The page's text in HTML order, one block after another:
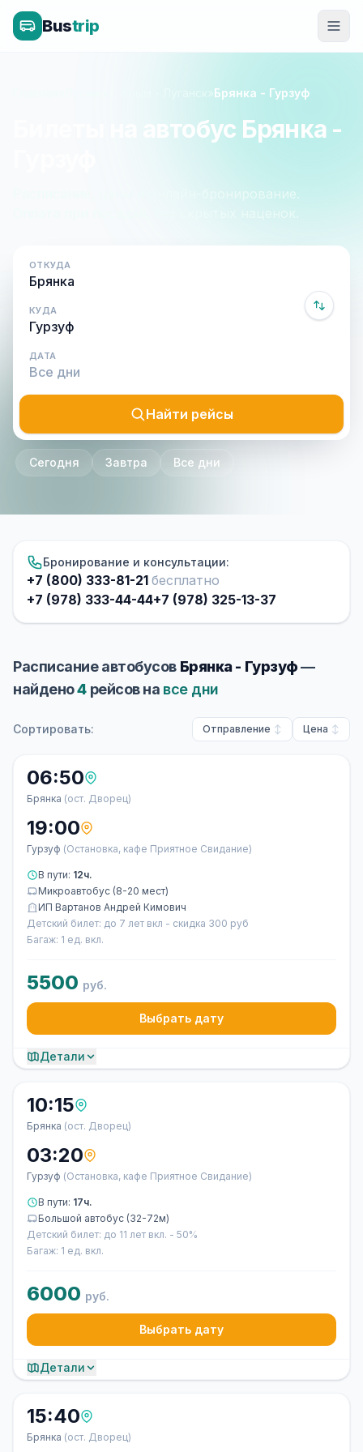
Bustrip
»Брянка - Гурзуф
Билеты на автобус Брянка -
Расписание, цены и онлайн-бронирование.
Оплата при посадке, без скрытых наценок.
ОТКУДА
КУДА
ДАТА
Найти рейсы
Сегодня Завтра Все дни
Бронирование и консультации:
+7 (800) 333-81-21 бесплатно
+7 (978) 333-44-44+7 (978) 325-13-37
Расписание автобусов Брянка - Гурзуф—
найдено4рейсов на все дни
Сортировать: Отправление Цена
06:50
Брянка (ост. Дворец)
19:00
Гурзуф (Остановка, кафе Приятное Свидание)
В пути: 12ч.
Микроавтобус (8-20 мест)
ИП Вартанов Андрей Кимович
Детский билет: до 7 лет вкл - скидка 300 руб
Багаж: 1 ед. вкл.
5500 руб.
Выбрать дату
Детали
10:15
Брянка (ост. Дворец)
03:20
Гурзуф (Остановка, кафе Приятное Свидание)
В пути: 17ч.
Большой автобус (32-72м)
Детский билет: до 11 лет вкл. - 50%
Багаж: 1 ед. вкл.
6000 руб.
Выбрать дату
Детали
15:40
Брянка (ост. Дворец)